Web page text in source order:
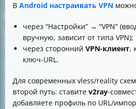
В Android настраивать VPN
через “Настройки” → “VPN”
вручную, зависит от типа VPN);
через сторонний VPN-клиент,
ключ-URL.
Для современных vless/reality
второй путь: ставите v2ray-
добавляете профиль по URL/